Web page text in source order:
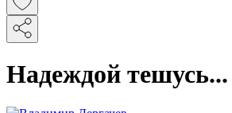
Надеждой тешусь...